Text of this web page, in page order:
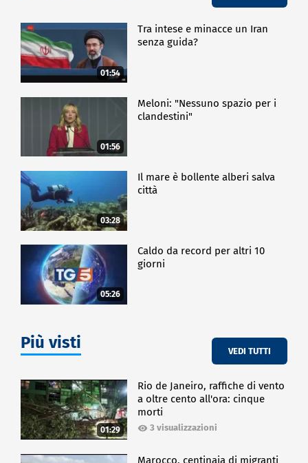
01:54
Tra intese e minacce un Iran
senza guida?
01:56
Meloni: "Nessuno spazio per i
clandestini"
03:28
Il mare è bollente alberi salva
città
05:26
Caldo da record per altri 10
giorni
Più visti VEDI TUTTI
01:29
Rio de Janeiro, raffiche di vento
a oltre cento all'ora: cinque
morti
3 visualizzazioni
Marocco, centinaia di migranti